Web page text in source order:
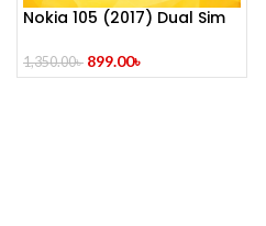
Nokia 105 (2017) Dual Sim
1,350.00৳ 899.00৳